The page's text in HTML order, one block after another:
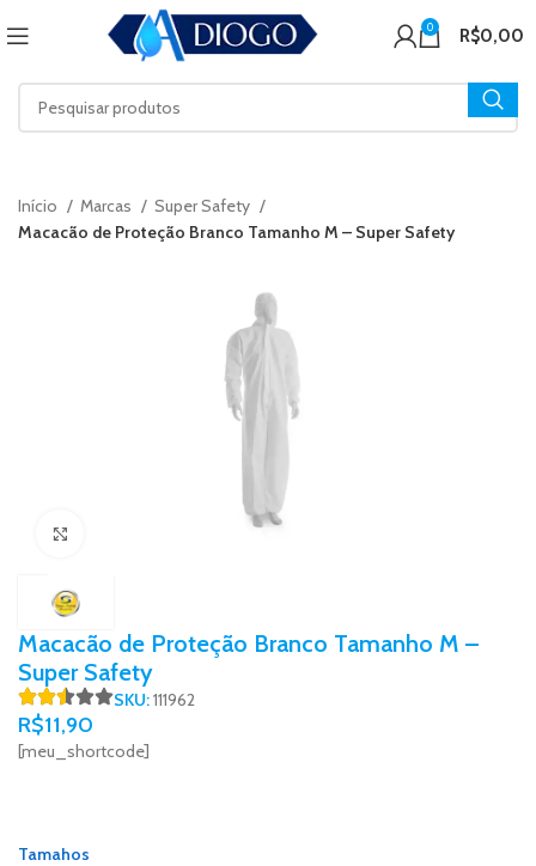
0 R$0,00
Início Marcas
Super Safety
Macacão de Proteção Branco Tamanho M – Super Safety
Macacão de Proteção Branco Tamanho M –
Super Safety
SKU:111962
R$11,90
[meu_shortcode]
Tamahos